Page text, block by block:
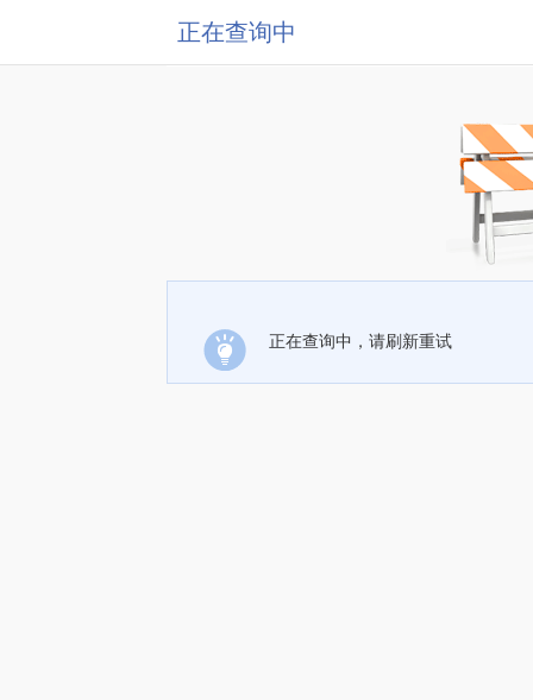
正在查询中
正在查询中，请刷新重试